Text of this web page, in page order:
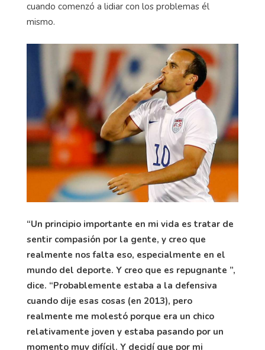
cuando comenzó a lidiar con los problemas él
mismo.
“Un principio importante en mi vida es tratar de
sentir compasión por la gente, y creo que
realmente nos falta eso, especialmente en el
mundo del deporte. Y creo que es repugnante ”,
dice. “Probablemente estaba a la defensiva
cuando dije esas cosas (en 2013), pero
realmente me molestó porque era un chico
relativamente joven y estaba pasando por un
momento muy difícil. Y decidí que por mi